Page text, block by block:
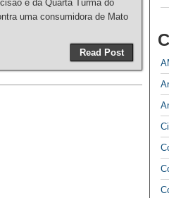
é da Quarta Turma do
uma consumidora de Mato
Read Post